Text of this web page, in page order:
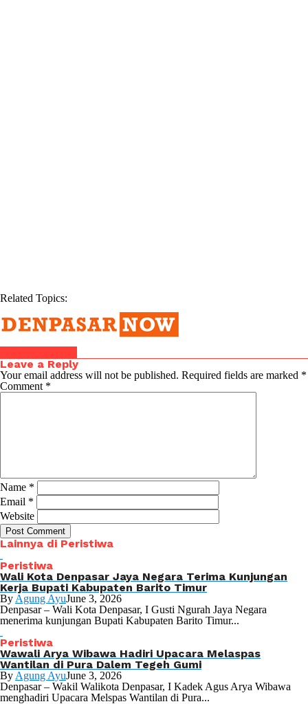
Related Topics:
Leave a Reply
Your email address will not be published. Required fields are marked *
Comment *
Name *
Email *
Website
Lainnya di Peristiwa
Peristiwa
Wali Kota Denpasar Jaya Negara Terima Kunjungan
Kerja Bupati Kabupaten Barito Timur
By Agung AyuJune 3, 2026
Denpasar – Wali Kota Denpasar, I Gusti Ngurah Jaya Negara
menerima kunjungan Bupati Kabupaten Barito Timur...
Peristiwa
Wawali Arya Wibawa Hadiri Upacara Melaspas
Wantilan di Pura Dalem Tegeh Gumi
By Agung AyuJune 3, 2026
Denpasar – Wakil Walikota Denpasar, I Kadek Agus Arya Wibawa
menghadiri Upacara Melspas Wantilan di Pura...